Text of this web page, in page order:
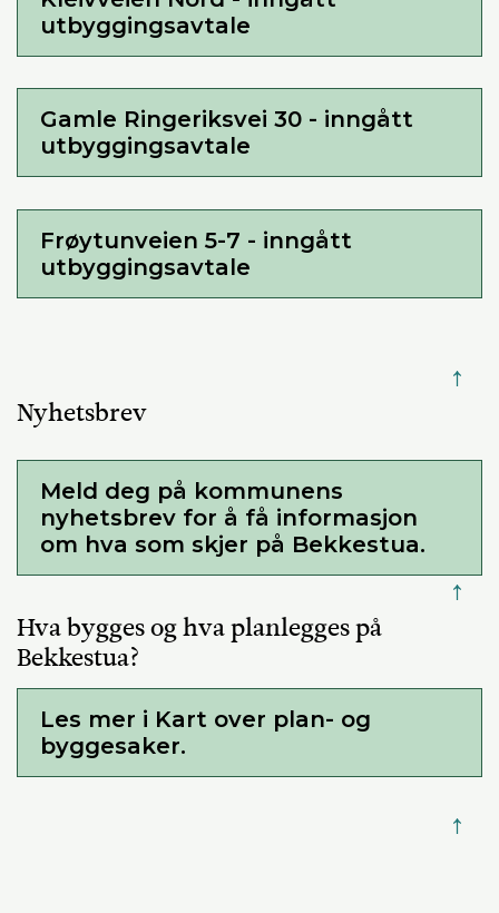
utbyggingsavtale
Gamle Ringeriksvei 30 - inngått
utbyggingsavtale
Frøytunveien 5-7 - inngått
utbyggingsavtale
↑
Nyhetsbrev
Meld deg på kommunens
nyhetsbrev for å få informasjon
om hva som skjer på Bekkestua.
↑
Hva bygges og hva planlegges på
Bekkestua?
Les mer i Kart over plan- og
byggesaker.
↑